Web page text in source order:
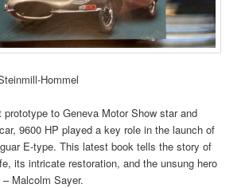
Hommel
prototype to Geneva Motor Show star and
9600 HP played a key role in the launch of
E-type. This latest book tells the story of
its intricate restoration, and the unsung hero
Malcolm Sayer.